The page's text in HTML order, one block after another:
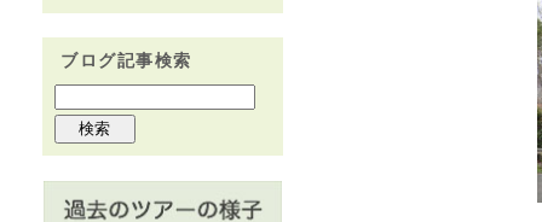
ブログ記事検索